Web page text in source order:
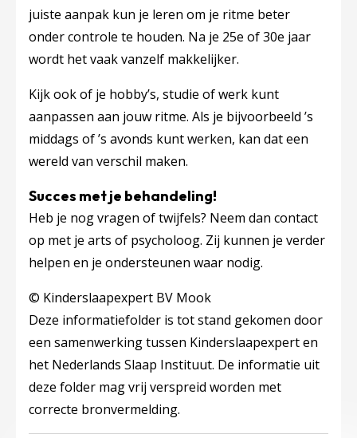
juiste aanpak kun je leren om je ritme beter
onder controle te houden. Na je 25e of 30e jaar
wordt het vaak vanzelf makkelijker.
Kijk ook of je hobby’s, studie of werk kunt
aanpassen aan jouw ritme. Als je bijvoorbeeld ’s
middags of ’s avonds kunt werken, kan dat een
wereld van verschil maken.
Succes met je behandeling!
Heb je nog vragen of twijfels? Neem dan contact
op met je arts of psycholoog. Zij kunnen je verder
helpen en je ondersteunen waar nodig.
© Kinderslaapexpert BV Mook
Deze informatiefolder is tot stand gekomen door
een samenwerking tussen Kinderslaapexpert en
het Nederlands Slaap Instituut. De informatie uit
deze folder mag vrij verspreid worden met
correcte bronvermelding.